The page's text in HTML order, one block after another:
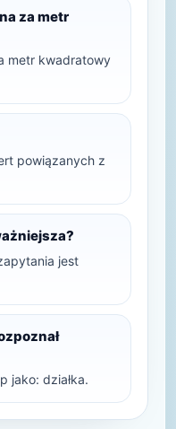
za metr
metr kwadratowy
powiązanych z
jest
jako: działka.